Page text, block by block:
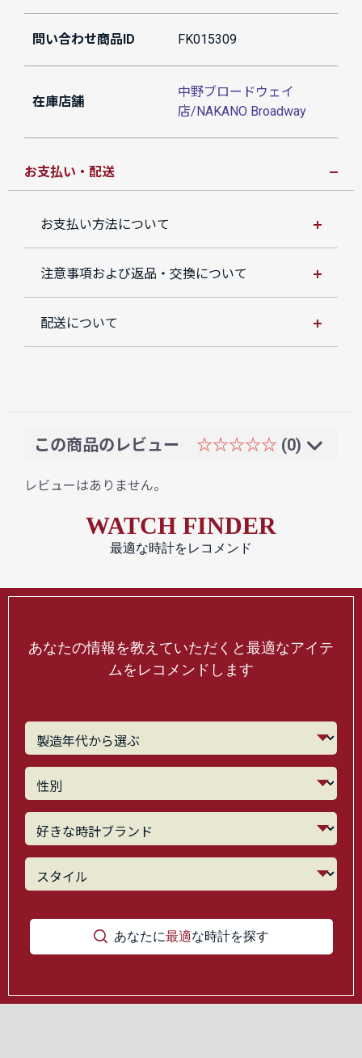
問い合わせ商品ID FK015309
在庫店舗
中野ブロードウェイ
店/NAKANO Broadway
お支払い・配送
お支払い方法について
注意事項および返品・交換について
配送について
この商品のレビュー ☆☆☆☆☆ (0)
レビューはありません。
WATCH FINDER
最適な時計をレコメンド
あなたの情報を教えていただくと最適なアイテ
ムをレコメンドします
あなたに最適な時計を探す